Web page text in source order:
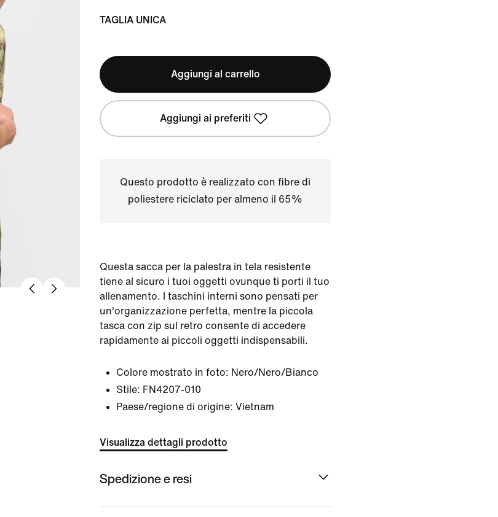
TAGLIA UNICA
Aggiungi al carrello
Aggiungi ai preferiti
Questo prodotto è realizzato con fibre di
poliestere riciclato per almeno il 65%
Questa sacca per la palestra in tela resistente
tiene al sicuro i tuoi oggetti ovunque ti porti il tuo
allenamento. I taschini interni sono pensati per
un'organizzazione perfetta, mentre la piccola
tasca con zip sul retro consente di accedere
rapidamente ai piccoli oggetti indispensabili.
Colore mostrato in foto: Nero/Nero/Bianco
Stile: FN4207-010
Paese/regione di origine: Vietnam
Visualizza dettagli prodotto
Spedizione e resi